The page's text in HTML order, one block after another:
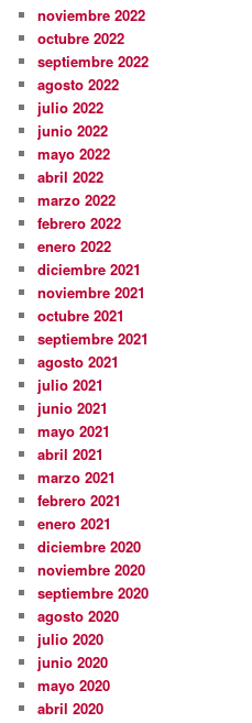
noviembre 2022
octubre 2022
septiembre 2022
agosto 2022
julio 2022
junio 2022
mayo 2022
abril 2022
marzo 2022
febrero 2022
enero 2022
diciembre 2021
noviembre 2021
octubre 2021
septiembre 2021
agosto 2021
julio 2021
junio 2021
mayo 2021
abril 2021
marzo 2021
febrero 2021
enero 2021
diciembre 2020
noviembre 2020
septiembre 2020
agosto 2020
julio 2020
junio 2020
mayo 2020
abril 2020